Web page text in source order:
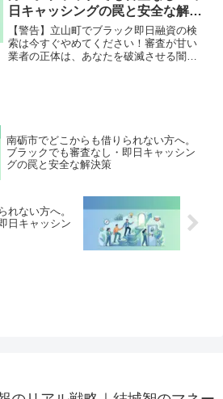
日キャッシングの罠と安全な解決
策
【警告】立山町でブラック即日融資の検
索は今すぐやめてください！審査が甘い
業者の正体は、あなたを破滅させる闇金
南砺市でどこからも借りられない方へ。
ブラックでも審査なし・即日キャッシン
グの罠と安全な解決策
れない方へ。
日キャッシン